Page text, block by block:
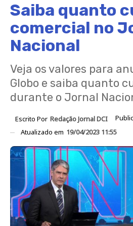
Saiba quanto
comercial no
Nacional
Veja os valores para
Globo e saiba quanto
durante o Jornal
Escrito Por Redação Jornal DCI
Atualizado em 19/04/2023 11:55